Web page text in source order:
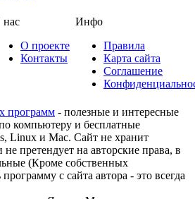
О проекте
Контакты
Инфо
Правила
Карта сайта
Соглашение
программ - полезные и интересные
компьютеру и бесплатные
Linux и Mac. Сайт не хранит
претендует на авторские права, в
(Кроме собственных
с сайта автора - это всегда